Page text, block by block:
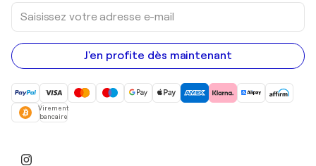
Saisissez
votre
adresse
e-
mail
J'en profite dès maintenant
Virement
bancaire